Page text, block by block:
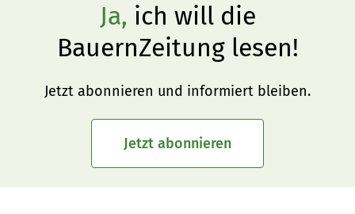
Ja, ich will die
BauernZeitung lesen!
Jetzt abonnieren und informiert bleiben.
Jetzt abonnieren